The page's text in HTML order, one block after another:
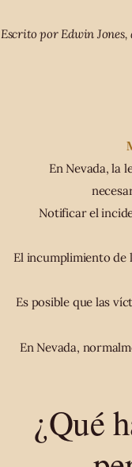
Escrito por Edwin Jones,
En Nevada, la
Notificar el
El incumplimiento de
Es posible que las
En Nevada,
¿Qué